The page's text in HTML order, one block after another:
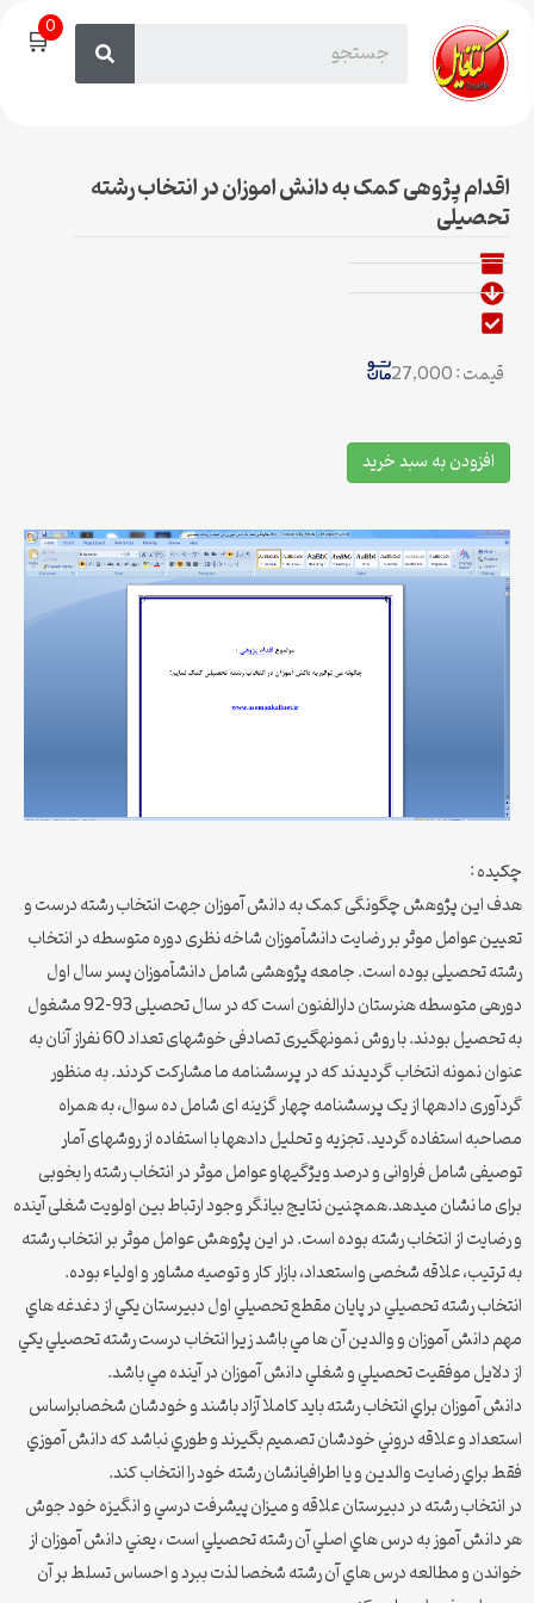
🛒0
اقدام پژوهی کمک به دانش اموزان در انتخاب رشته
تحصیلی
قیمت : 27,000
افزودن به سبد خرید
چکیده :
هدف این پژوهش چگونگی کمک به دانش آموزان جهت انتخاب رشته درست و
تعیین عوامل موثر بر رضایت دانش‏آموزان‏ شاخه نظری دوره متوسطه در انتخاب
رشته تحصیلی بوده است. جامعه پژوهشی شامل دانش‏آموزان‏ پسر سال اول
دوره‏ی متوسطه هنرستان دارالفنون است که در سال تحصیلی 93-92 مشغول
به تحصیل بودند. با روش نمونه‏گیری تصادفی خوشه‏ای تعداد 60 نفراز آنان به
عنوان نمونه انتخاب گردیدند که در پرسشنامه ما مشارکت کردند. به منظور
گردآوری داده‏ها‏ از یک پرسشنامه چهار گزینه ای شامل ده سوال، به همراه
مصاحبه استفاده گردید. تجزیه و تحلیل داده‏ها‏ با استفاده از روش‏های آمار
توصیفی شامل فراوانی و درصد ویژگی‏هاو عوامل موثر در انتخاب رشته را بخوبی
برای ما نشان میدهد.همچنین نتایج بیانگر وجود ارتباط بین اولویت شغلی آینده
و رضایت از انتخاب رشته بوده است. در این پژوهش عوامل موثر بر انتخاب رشته
به ترتیب، علاقه شخصی واستعداد، بازار کار و توصیه مشاور و اولیاء بوده.
انتخاب رشته تحصيلي در پايان مقطع تحصيلي اول دبيرستان يکي از دغدغه هاي
مهم دانش آموزان و والدين آن ها مي باشد زيرا انتخاب درست رشته تحصيلي يکي
از دلايل موفقيت تحصيلي و شغلي دانش آموزان در آينده مي باشد.
دانش آموزان براي انتخاب رشته بايد کاملا آزاد باشند و خودشان شخصابراساس
استعداد و علاقه دروني خودشان تصميم بگيرند و طوري نباشد که دانش آموزي
فقط براي رضايت والدين و يا اطرافيانشان رشته خود را انتخاب کند.
در انتخاب رشته در دبيرستان علاقه و ميزان پيشرفت درسي و انگيزه خود جوش
هر دانش آموز به درس هاي اصلي آن رشته تحصيلي است ، يعني دانش آموزان از
خواندن و مطالعه درس هاي آن رشته شخصا لذت ببرد و احساس تسلط بر آن